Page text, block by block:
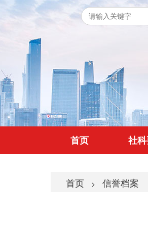
首页 社
首页 > 信誉档案